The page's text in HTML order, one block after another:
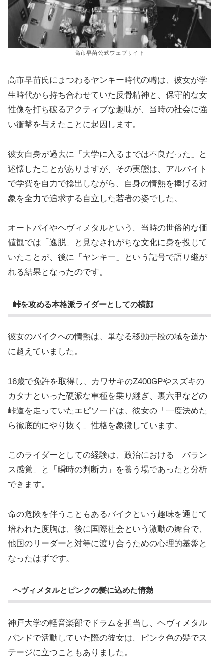
高市早苗公式ウェブサイト
高市早苗氏にまつわるヤンキー時代の噂は、彼女が学
生時代から持ち合わせていた反骨精神と、保守的な女
性像を打ち破るアクティブな趣味が、当時の社会に強
い衝撃を与えたことに起因します。
彼女自身が過去に「大学に入るまでは不良だった」と
述懐したことがありますが、その実態は、アルバイト
で学費を自力で捻出しながら、自身の情熱を捧げる対
象を全力で追求する自立した若者の姿でした。
オートバイやヘヴィメタルという、当時の世俗的な価
値観では「逸脱」と見なされがちな文化に身を投じて
いたことが、後に「ヤンキー」という記号で語り継が
れる結果となったのです。
峠を攻める本格派ライダーとしての横顔
彼女のバイクへの情熱は、単なる移動手段の域を遥か
に超えていました。
16歳で免許を取得し、カワサキのZ400GPやスズキの
カタナといった硬派な車種を乗り継ぎ、裏六甲などの
峠道を走っていたエピソードは、彼女の「一度決めた
ら徹底的にやり抜く」性格を象徴しています。
このライダーとしての経験は、政治における「バラン
ス感覚」と「瞬時の判断力」を養う場であったと分析
できます。
命の危険を伴うこともあるバイクという趣味を通じて
培われた度胸は、後に国際社会という激動の舞台で、
他国のリーダーと対等に渡り合うための心理的基盤と
なったはずです。
ヘヴィメタルとピンクの髪に込めた情熱
神戸大学の軽音楽部でドラムを担当し、ヘヴィメタル
バンドで活動していた際の彼女は、ピンク色の髪でス
テージに立つこともありました。